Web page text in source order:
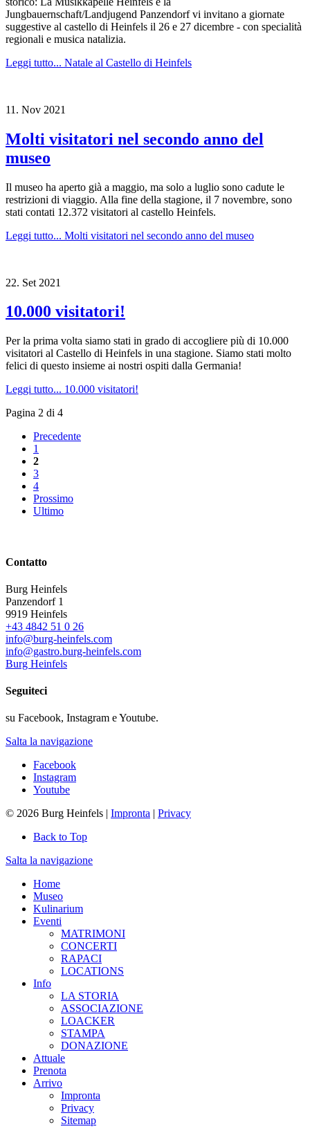
Jungbauernschaft/Landjugend Panzendorf vi invitano a giornate
suggestive al castello di Heinfels il 26 e 27 dicembre - con specialità
regionali e musica natalizia.
Leggi tutto... Natale al Castello di Heinfels
11. Nov 2021
Molti visitatori nel secondo anno del
museo
Il museo ha aperto già a maggio, ma solo a luglio sono cadute le
restrizioni di viaggio. Alla fine della stagione, il 7 novembre, sono
stati contati 12.372 visitatori al castello Heinfels.
Leggi tutto... Molti visitatori nel secondo anno del museo
22. Set 2021
10.000 visitatori!
Per la prima volta siamo stati in grado di accogliere più di 10.000
visitatori al Castello di Heinfels in una stagione. Siamo stati molto
felici di questo insieme ai nostri ospiti dalla Germania!
Leggi tutto... 10.000 visitatori!
Pagina 2 di 4
Precedente
1
2
3
4
Prossimo
Ultimo
Contatto
Burg Heinfels
Panzendorf 1
9919 Heinfels
+43 4842 51 0 26
info@burg-heinfels.com
info@gastro.burg-heinfels.com
Burg Heinfels
Seguiteci
su Facebook, Instagram e Youtube.
Salta la navigazione
Facebook
Instagram
Youtube
© 2026 Burg Heinfels | Impronta | Privacy
Back to Top
Salta la navigazione
Home
Museo
Kulinarium
Eventi
MATRIMONI
CONCERTI
RAPACI
LOCATIONS
Info
LA STORIA
ASSOCIAZIONE
LOACKER
STAMPA
DONAZIONE
Attuale
Prenota
Arrivo
Impronta
Privacy
Sitemap